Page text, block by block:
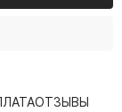
ОТЗЫВЫ